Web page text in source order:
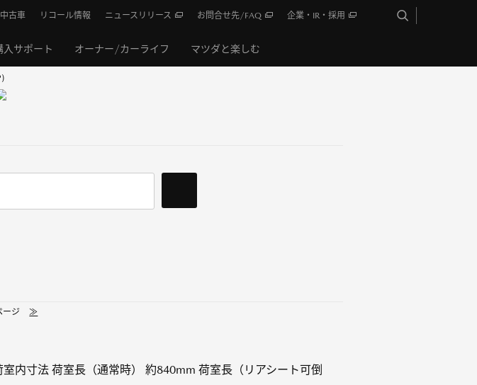
入サポート オーナー/カーライフ マツダと楽しむ
中古車 リコール情報 ニュースリリース お問合せ先/FAQ 企業・IR・採用
ジ ≫
内寸法 荷室長（通常時） 約840mm 荷室長（リアシート可倒